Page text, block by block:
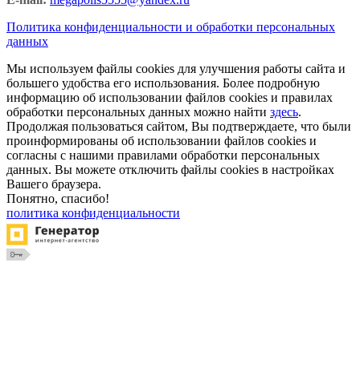
Политика конфиденциальности и обработки персональных
данных
Мы используем файлы cookies для улучшения работы сайта и
большего удобства его использования. Более подробную
информацию об использовании файлов cookies и правилах
обработки персональных данных можно найти здесь.
Продолжая пользоваться сайтом, Вы подтверждаете, что были
проинформированы об использовании файлов cookies и
согласны с нашими правилами обработки персональных
данных. Вы можете отключить файлы cookies в настройках
Вашего браузера.
Понятно, спасибо!
политика конфиденциальности